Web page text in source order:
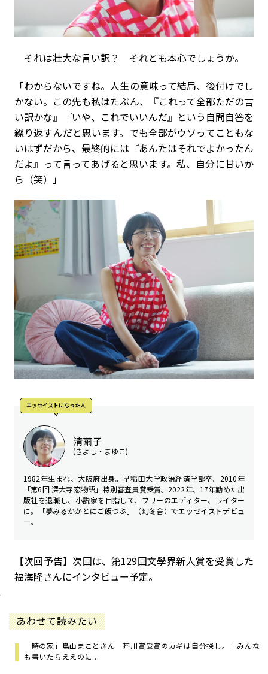
それは壮大な言い訳？ それとも本心でしょうか。
「わからないですね。人生の意味って結局、後付けでし
かない。この先も私はたぶん、『これって全部ただの言
い訳かな』『いや、これでいいんだ』という自問自答を
繰り返すんだと思います。でも全部がウソってこともな
いはずだから、最終的には『あんたはそれでよかったん
だよ』って言ってあげると思います。私、自分に甘いか
ら（笑）」
エッセイストになった人
清繭子
(きよし・まゆこ)
1982年生まれ、大阪府出身。早稲田大学政治経済学部卒。2010年
「第6回 深大寺恋物語」特別審査員賞受賞。2022年、17年勤めた出
版社を退職し、小説家を目指して、フリーのエディター、ライター
に。「夢みるかかとにご飯つぶ」（幻冬舎）でエッセイストデビュ
ー。
【次回予告】次回は、第129回文學界新人賞を受賞した
福海隆さんにインタビュー予定。
あわせて読みたい
「時の家」鳥山まことさん 芥川賞受賞のカギは自分探し。「みんな
も書いたらええのに...